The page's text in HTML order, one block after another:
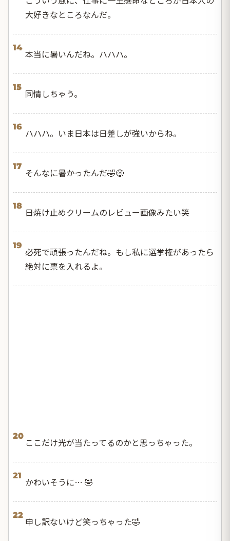
大好きなところなんだ。
14
本当に暑いんだね。ハハハ。
15
同情しちゃう。
16
ハハハ。いま日本は日差しが強いからね。
17
そんなに暑かったんだ🤣😅
18
日焼け止めクリームのレビュー画像みたい笑
19
必死で頑張ったんだね。もし私に選挙権があったら
絶対に票を入れるよ。
20
ここだけ光が当たってるのかと思っちゃった。
21
かわいそうに… 🤣
22
申し訳ないけど笑っちゃった🤣